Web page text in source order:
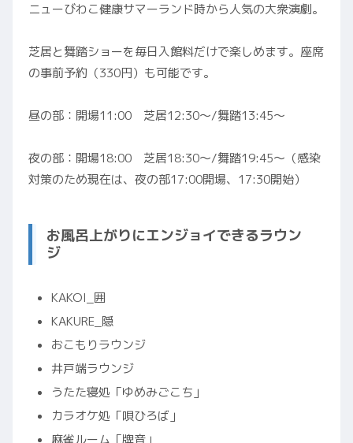
ニューびわこ健康サマーランド時から人気の大衆演劇。
芝居と舞踏ショーを毎日入館料だけで楽しめます。座席
の事前予約（330円）も可能です。
昼の部：開場11:00 芝居12:30〜/舞踏13:45〜
夜の部：開場18:00 芝居18:30〜/舞踏19:45〜（感染
対策のため現在は、夜の部17:00開場、17:30開始）
お風呂上がりにエンジョイできるラウン
ジ
KAKOI_囲
KAKURE_隠
おこもりラウンジ
井戸端ラウンジ
うたた寝処「ゆめみごこち」
カラオケ処「唄ひろば」